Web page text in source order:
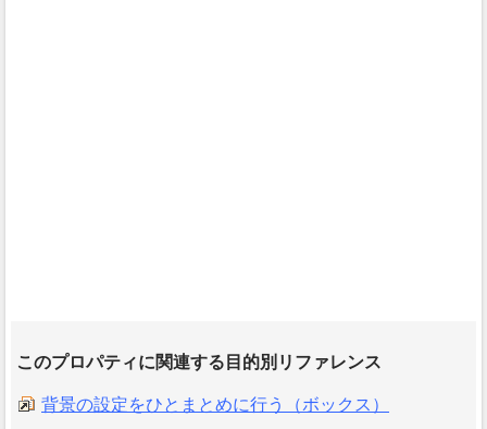
このプロパティに関連する目的別リファレンス
背景の設定をひとまとめに行う（ボックス）